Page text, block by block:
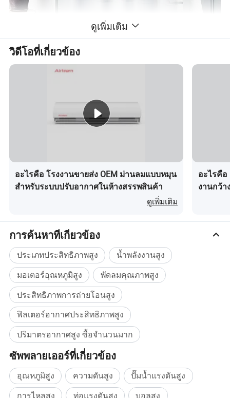
ดูเพิ่มเติม
วิดีโอที่เกี่ยวข้อง
อะไรคือ โรงงานขายส่ง OEM ม่านลมแบบหมุน
สำหรับระบบปรับอากาศในห้างสรรพสินค้า
ดูเพิ่มเติม
อะไรคือ
งานกว้
การค้นหาที่เกี่ยวข้อง
ประเภทประสิทธิภาพสูง
น้ำพลังงานสูง
มอเตอร์อุณหภูมิสูง
พัดลมคุณภาพสูง
ประสิทธิภาพการถ่ายโอนสูง
ฟิลเตอร์อากาศประสิทธิภาพสูง
ปริมาตรอากาศสูง ซื้อจำนวนมาก
ซัพพลายเออร์ที่เกี่ยวข้อง
อุณหภูมิสูง ความดันสูง
ปั๊มน้ำแรงดันสูง
การไหลสูง
ท่อแรงดันสูง บอลสูง